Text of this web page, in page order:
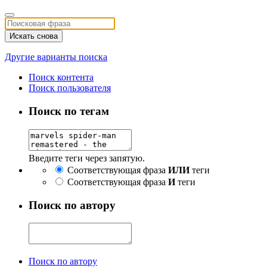
Искать снова
Другие варианты поиска
Поиск контента
Поиск пользователя
Поиск по тегам
Введите теги через запятую.
Соответствующая фраза ИЛИтеги
Соответствующая фраза Итеги
Поиск по автору
Поиск по автору